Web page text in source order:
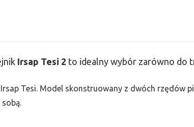
Irsap Tesi 2 to idealny wybór zarówno do
Tesi. Model skonstruowany z dwóch rzędów